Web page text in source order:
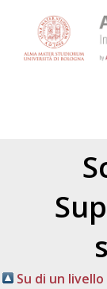
Su di un livello